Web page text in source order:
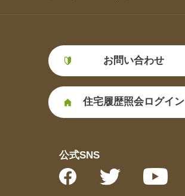
お問い合わせ
住宅履歴照会ログイン
公式SNS